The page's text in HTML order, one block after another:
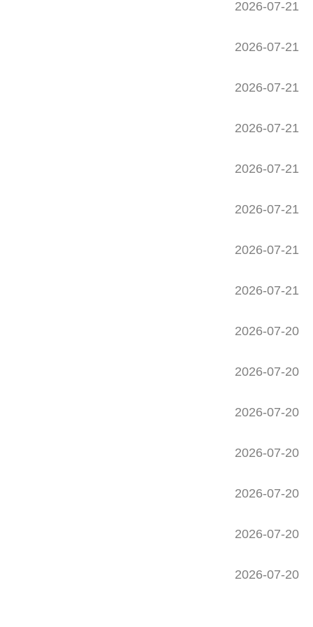
2026-07-21
2026-07-21
2026-07-21
2026-07-21
2026-07-21
2026-07-21
2026-07-21
2026-07-21
2026-07-20
2026-07-20
2026-07-20
2026-07-20
2026-07-20
2026-07-20
2026-07-20